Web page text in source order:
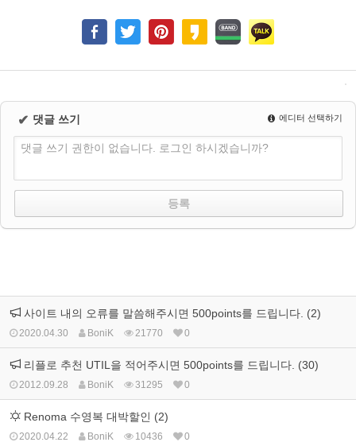
✔ 댓글 쓰기 에디터 선택하기
댓글 쓰기 권한이 없습니다. 로그인 하시겠습니까?
사이트 내의 오류를 말씀해주시면 500points를 드립니다. (2)
2020.04.30 BoniK 21770 0
리플로 추천 UTIL을 적어주시면 500points를 드립니다. (30)
2012.09.28 BoniK 31295 0
Renoma 수영복 대박할인 (2)
2020.04.22 BoniK 10436 0